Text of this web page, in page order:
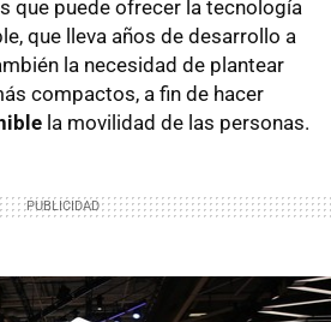
que puede ofrecer la tecnología
que lleva años de desarrollo a
la necesidad de plantear
compactos, a fin de hacer
la movilidad de las personas.